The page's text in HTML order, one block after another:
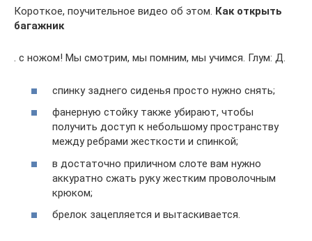
Короткое, поучительное видео об этом. Как открыть
багажник
. с ножом! Мы смотрим, мы помним, мы учимся. Глум: Д.
спинку заднего сиденья просто нужно снять;
фанерную стойку также убирают, чтобы
получить доступ к небольшому пространству
между ребрами жесткости и спинкой;
в достаточно приличном слоте вам нужно
аккуратно сжать руку жестким проволочным
крюком;
брелок зацепляется и вытаскивается.